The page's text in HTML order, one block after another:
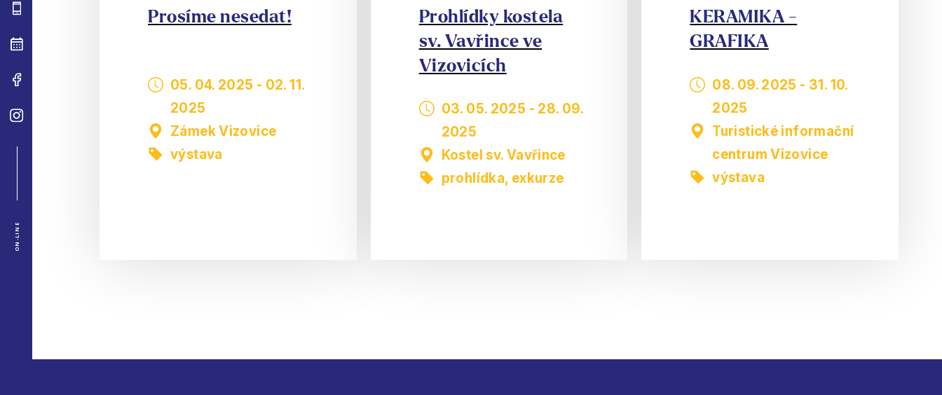
ON-LINE
Prosíme nesedat!
05. 04. 2025 - 02. 11.
2025
Zámek Vizovice
výstava
Prohlídky kostela
sv. Vavřince ve
Vizovicích
03. 05. 2025 - 28. 09.
2025
Kostel sv. Vavřince
prohlídka, exkurze
KERAMIKA -
GRAFIKA
08. 09. 2025 - 31. 10.
2025
Turistické informační
centrum Vizovice
výstava